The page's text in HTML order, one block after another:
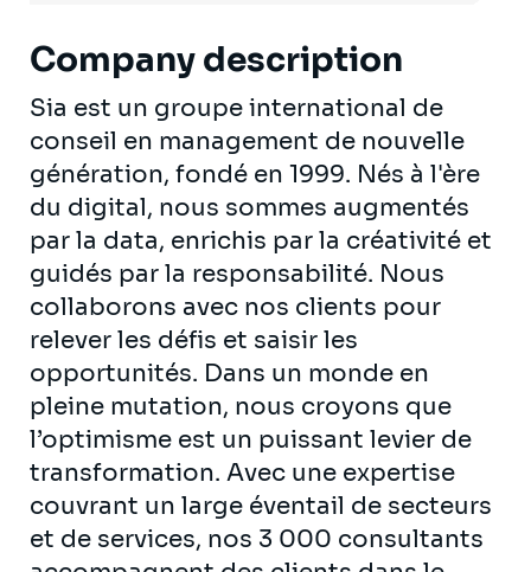
Company description
Sia est un groupe international de
conseil en management de nouvelle
génération, fondé en 1999. Nés à l'ère
du digital, nous sommes augmentés
par la data, enrichis par la créativité et
guidés par la responsabilité. Nous
collaborons avec nos clients pour
relever les défis et saisir les
opportunités. Dans un monde en
pleine mutation, nous croyons que
l’optimisme est un puissant levier de
transformation. Avec une expertise
couvrant un large éventail de secteurs
et de services, nos 3 000 consultants